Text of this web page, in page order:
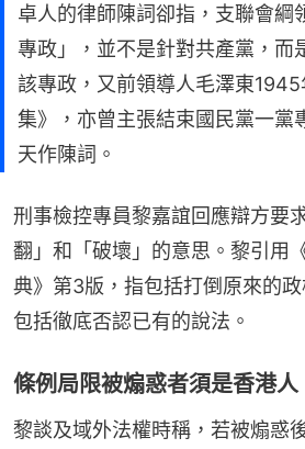
卓人的律師陳詞卻指，支聯會綱
專政」，並不是針對共產黨，而
該專政，又前領導人毛澤東
集》，亦曾主張結束國民黨一黨
天作陳詞。
刑事檢控專員黎嘉誼回應辯方要
翻」和「破壞」的意思。黎引用
典》第3版，指包括打倒原來的
包括徹底否認已有的說法。
條例局限被煽惑者須是香港人
黎談及域外法權時稱，若被煽惑